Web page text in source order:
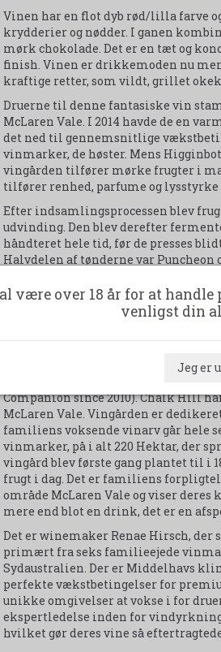
Vinen har en flot dyb rød/lilla farve
krydderier og nødder. I ganen
mørk chokolade. Det er en tæt og
finish. Vinen er drikkemoden nu
kraftige retter, som vildt, grillet
Druerne til denne fantasiske vin
McLaren Vale. I 2014 havde de en
det ned til gennemsnitlige
vinmarker, de høster. Mens
vingården tilfører mørke frugter i
tilfører renhed, parfume og
Efter indsamlingsprocessen blev
udvinding. Den blev derefter
håndteret hele tid, før de presses
Halvdelen af tønderne var Puncheon
Vores nye vinhus Chalk Hill er en
vinbibel), der tildeles de
Companion since 2010). Chalk Hill
McLaren Vale. Vingården er
familiens voksende vinarv går hele
vinmarker, på i alt 220 Hektar, der
vingård blev første gang plantet til i
frugt i dag. Det er familiens
område McLaren Vale og viser
mere end blot en drink, det er en
Det er winemaker Renae Hirsch,
primært fra seks familieejede
Sydaustralien. Der er Middelhavs
perfekte vækstbetingelser for
unikke omgivelser at vokse i for
ekspertledelse inden for
hvilket gør deres vine så
være over 18 år for at
venligst din
Jeg er